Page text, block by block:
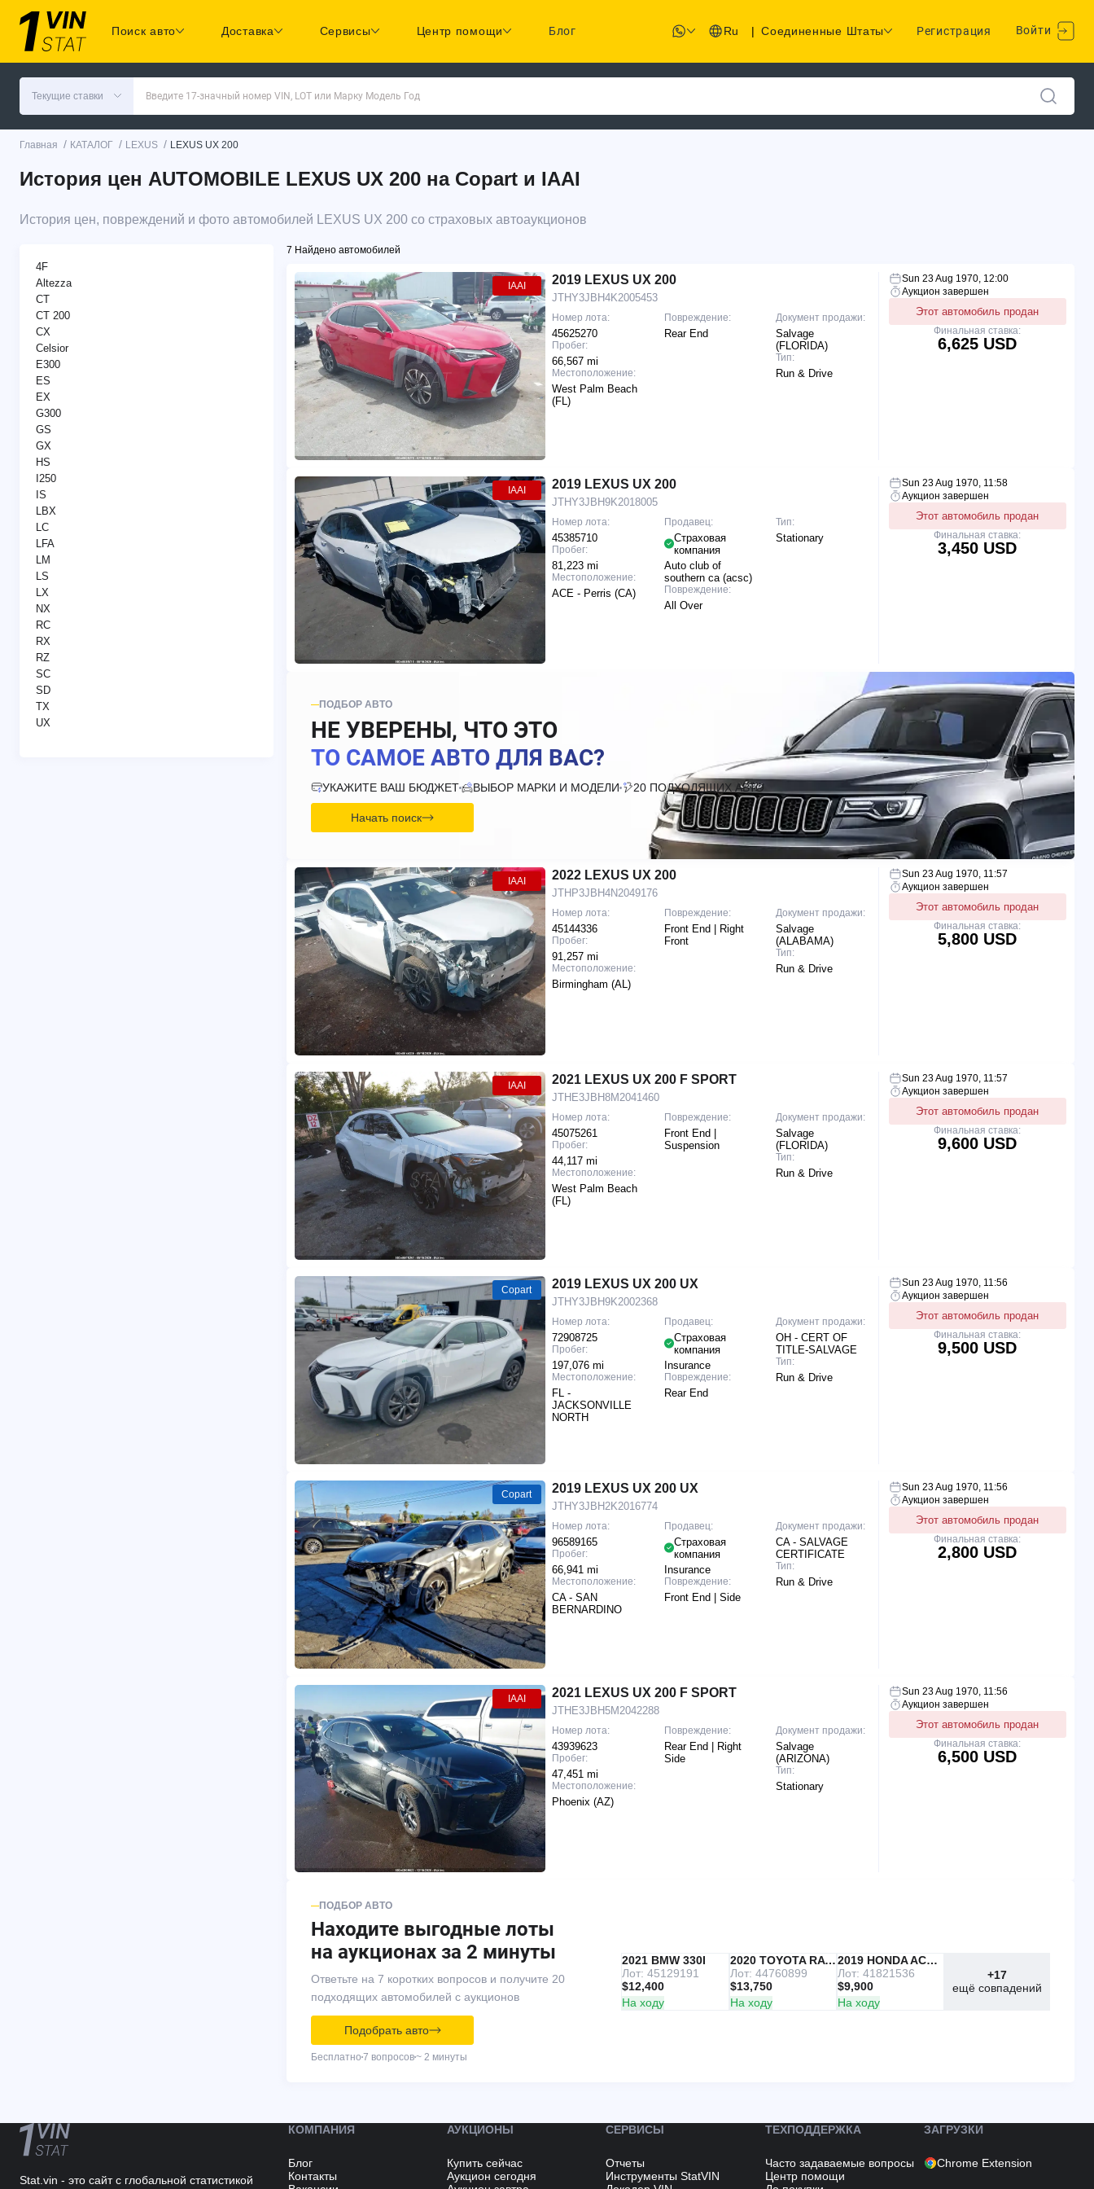
Поиск авто Доставка Сервисы Центр помощи Блог Ru | Соединенные Штаты Регистрация Войти
Текущие ставки Введите 17-значный номер VIN, LOT или Марку Модель Год
Главная / КАТАЛОГ / LEXUS / LEXUS UX 200
История цен AUTOMOBILE LEXUS UX 200 на Copart и IAAI
История цен, повреждений и фото автомобилей LEXUS UX 200 со страховых автоаукционов
4F
Altezza
CT
CT 200
CX
Celsior
E300
ES
EX
G300
GS
GX
HS
I250
IS
LBX
LC
LFA
LM
LS
LX
NX
RC
RX
RZ
SC
SD
TX
UX
7 Найдено автомобилей
IAAI 2019 LEXUS UX 200
JTHY3JBH4K2005453
Номер лота:
45625270
Пробег:
66,567 mi
Местоположение:
West Palm Beach
(FL)
Повреждение:
Rear End
Документ продажи:
Salvage
(FLORIDA)
Тип:
Run & Drive
Sun 23 Aug 1970, 12:00
Аукцион завершен
Этот автомобиль продан
Финальная ставка:
6,625 USD
IAAI 2019 LEXUS UX 200
JTHY3JBH9K2018005
Номер лота:
45385710
Пробег:
81,223 mi
Местоположение:
ACE - Perris (CA)
Продавец:
Страховая
компания
Auto club of
southern ca (acsc)
Повреждение:
All Over
Тип:
Stationary
Sun 23 Aug 1970, 11:58
Аукцион завершен
Этот автомобиль продан
Финальная ставка:
3,450 USD
ПОДБОР АВТО
НЕ УВЕРЕНЫ, ЧТО ЭТО
ТО САМОЕ АВТО ДЛЯ ВАС?
УКАЖИТЕ ВАШ БЮДЖЕТ ВЫБОР МАРКИ И МОДЕЛИ 20 ПОДХОДЯЩИХ АВТО
Начать поиск
IAAI 2022 LEXUS UX 200
JTHP3JBH4N2049176
Номер лота:
45144336
Пробег:
91,257 mi
Местоположение:
Birmingham (AL)
Повреждение:
Front End | Right
Front
Документ продажи:
Salvage
(ALABAMA)
Тип:
Run & Drive
Sun 23 Aug 1970, 11:57
Аукцион завершен
Этот автомобиль продан
Финальная ставка:
5,800 USD
IAAI 2021 LEXUS UX 200 F SPORT
JTHE3JBH8M2041460
Номер лота:
45075261
Пробег:
44,117 mi
Местоположение:
West Palm Beach
(FL)
Повреждение:
Front End |
Suspension
Документ продажи:
Salvage
(FLORIDA)
Тип:
Run & Drive
Sun 23 Aug 1970, 11:57
Аукцион завершен
Этот автомобиль продан
Финальная ставка:
9,600 USD
Copart 2019 LEXUS UX 200 UX
JTHY3JBH9K2002368
Номер лота:
72908725
Пробег:
197,076 mi
Местоположение:
FL -
JACKSONVILLE
NORTH
Продавец:
Страховая
компания
Insurance
Повреждение:
Rear End
Документ продажи:
OH - CERT OF
TITLE-SALVAGE
Тип:
Run & Drive
Sun 23 Aug 1970, 11:56
Аукцион завершен
Этот автомобиль продан
Финальная ставка:
9,500 USD
Copart 2019 LEXUS UX 200 UX
JTHY3JBH2K2016774
Номер лота:
96589165
Пробег:
66,941 mi
Местоположение:
CA - SAN
BERNARDINO
Продавец:
Страховая
компания
Insurance
Повреждение:
Front End | Side
Документ продажи:
CA - SALVAGE
CERTIFICATE
Тип:
Run & Drive
Sun 23 Aug 1970, 11:56
Аукцион завершен
Этот автомобиль продан
Финальная ставка:
2,800 USD
IAAI 2021 LEXUS UX 200 F SPORT
JTHE3JBH5M2042288
Номер лота:
43939623
Пробег:
47,451 mi
Местоположение:
Phoenix (AZ)
Повреждение:
Rear End | Right
Side
Документ продажи:
Salvage
(ARIZONA)
Тип:
Stationary
Sun 23 Aug 1970, 11:56
Аукцион завершен
Этот автомобиль продан
Финальная ставка:
6,500 USD
ПОДБОР АВТО
Находите выгодные лоты
на аукционах за 2 минуты
Ответьте на 7 коротких вопросов и получите 20
подходящих автомобилей с аукционов
IAAI
РЕКОМЕНДУЕМ
2021 BMW 330I
Лот: 45129191
$12,400
На ходу
IAAI
2020 TOYOTA RAV4
Лот: 44760899
$13,750
На ходу
Copart
2019 HONDA ACCORD
Лот: 41821536
$9,900
На ходу
+17
ещё совпадений
Подобрать авто
Бесплатно 7 вопросов~ 2 минуты
Stat.vin - это сайт с глобальной статистикой
КОМПАНИЯ
Блог
Контакты
АУКЦИОНЫ
Купить сейчас
Аукцион сегодня
СЕРВИСЫ
Отчеты
Инструменты StatVIN
ТЕХПОДДЕРЖКА
Часто задаваемые вопросы
Центр помощи
ЗАГРУЗКИ
Chrome Extension